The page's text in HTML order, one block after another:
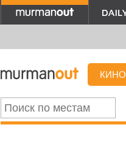
КИНО